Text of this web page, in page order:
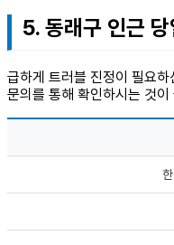
5. 동래구 인근
급하게 트러블 진정이 필요
문의를 통해 확인하시는 것